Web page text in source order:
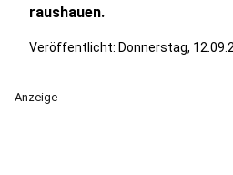
raushauen.
Veröffentlicht: Donnerstag,
Anzeige